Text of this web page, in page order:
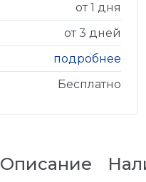
от 1 дня
от 3 дней
подробнее
Бесплатно
Описание